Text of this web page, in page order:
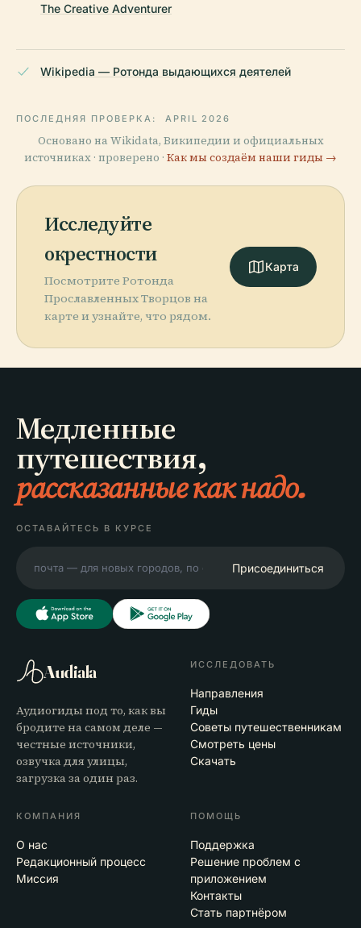
The Creative Adventurer
Wikipedia — Ротонда выдающихся деятелей
ПОСЛЕДНЯЯ ПРОВЕРКА: APRIL 2026
Основано на Wikidata, Википедии и официальных
источниках · проверено · Как мы создаём наши гиды →
Исследуйте
окрестности
Посмотрите Ротонда
Прославленных Творцов на
карте и узнайте, что рядом.
Карта
Медленные
путешествия,
рассказанные как надо.
ОСТАВАЙТЕСЬ В КУРСЕ
Присоединиться
Audiala
Аудиогиды под то, как вы
бродите на самом деле —
честные источники,
озвучка для улицы,
загрузка за один раз.
ИССЛЕДОВАТЬ
Направления
Гиды
Советы путешественникам
Смотреть цены
Скачать
КОМПАНИЯ
О нас
Редакционный процесс
Миссия
ПОМОЩЬ
Поддержка
Решение проблем с
приложением
Контакты
Стать партнёром